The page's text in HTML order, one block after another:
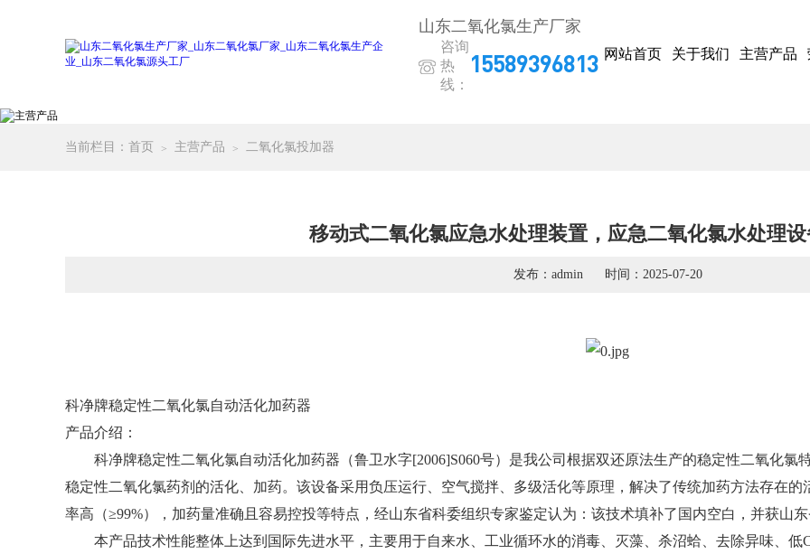
山东二氧化氯生产厂家
咨询
热
线：
15589396813
网站首页 关于我们 主营产品
当前栏目： 首页 主营产品 二氧化氯投加器
移动式二氧化氯应急水处理装置，应急二氧化氯水处理
发布：admin 时间：2025-07-20
科净牌稳定性二氧化氯自动活化加药器
产品介绍：
科净牌稳定性二氧化氯自动活化加药器（鲁卫水字[2006]S060号）是我公司根据双还原法生产的稳定性二氧化氯
稳定性二氧化氯药剂的活化、加药。该设备采用负压运行、空气搅拌、多级活化等原理，解决了传统加药方法存在
率高（≥99%），加药量准确且容易控投等特点，经山东省科委组织专家鉴定认为：该技术填补了国内空白，并获山
本产品技术性能整体上达到国际先进水平，主要用于自来水、工业循环水的消毒、灭藻、杀沼蛤、去除异味、低